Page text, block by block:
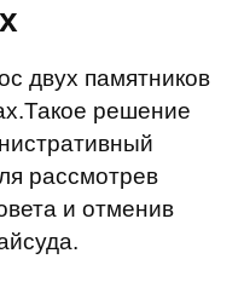
двух памятников
решение
рассмотрев
и отменив